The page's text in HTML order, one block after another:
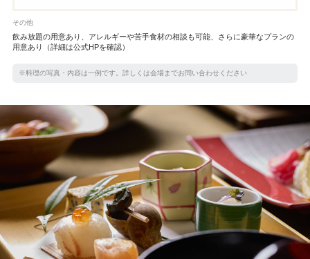
その他
飲み放題の用意あり、アレルギーや苦手食材の相談も可能、さらに豪華なプランの
用意あり（詳細は公式HPを確認）
※料理の写真・内容は一例です。詳しくは会場までお問い合わせください